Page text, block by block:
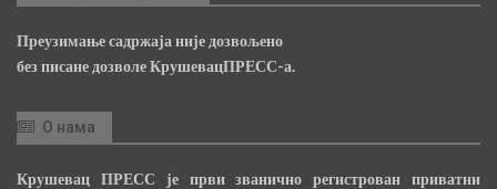
Преузимање садржаја није дозвољено
без писане дозволе КрушевацПРЕСС-а.
О нама
Крушевац ПРЕСС је први званично регистрован приватни